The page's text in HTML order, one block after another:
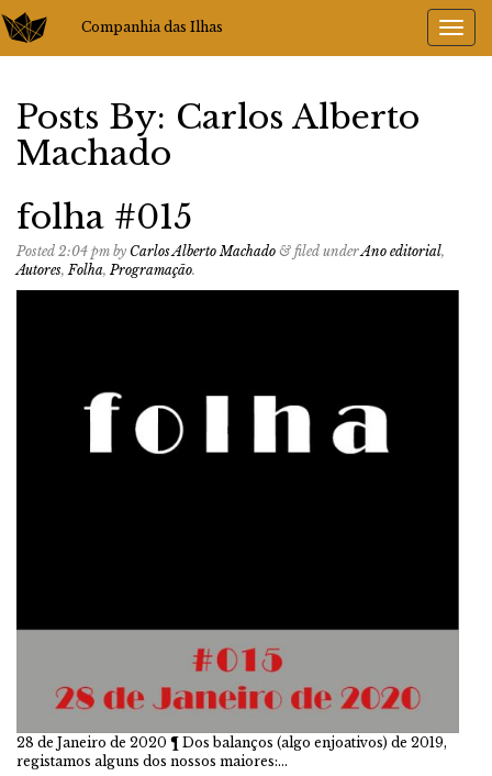
Companhia das Ilhas
Posts By: Carlos Alberto
Machado
folha #015
Posted 2:04 pm by Carlos Alberto Machado & filed underAno editorial,
Autores,Folha,Programação.
28 de Janeiro de 2020 ¶ Dos balanços (algo enjoativos) de 2019,
registamos alguns dos nossos maiores:…